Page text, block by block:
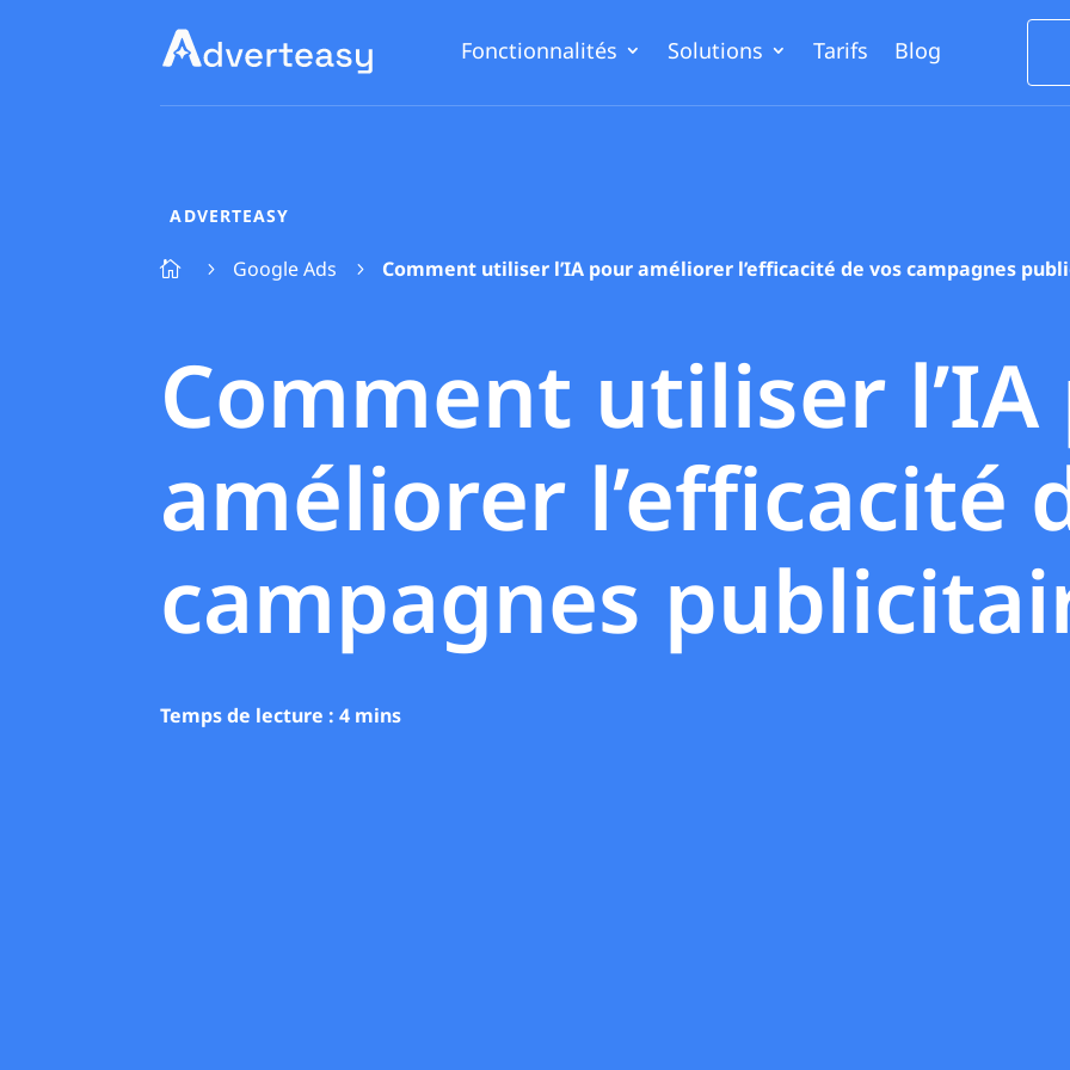
Fonctionnalités Solutions Tarifs Blog
ADVERTEASY
 5 Google Ads 5 Comment utiliser l’IA pour améliorer l’efficacité de vos campagnes
Comment utiliser
améliorer l’efficacité
campagnes